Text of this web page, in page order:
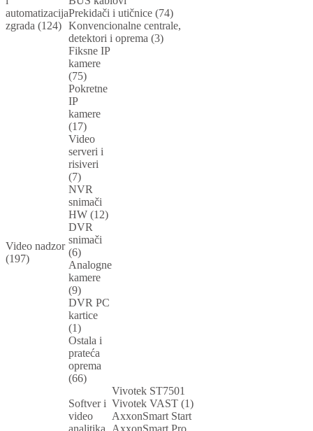
automatizacija
zgrada (124)
Prekidači i utičnice (74)
Konvencionalne centrale,
detektori i oprema (3)
Video nadzor
(197)
Fiksne IP
kamere
(75)
Pokretne
IP
kamere
(17)
Video
serveri i
risiveri
(7)
NVR
snimači
HW (12)
DVR
snimači
(6)
Analogne
kamere
(9)
DVR PC
kartice
(1)
Ostala i
prateća
oprema
(66)
Softver i
video
Vivotek ST7501
Vivotek VAST (1)
AxxonSmart Start